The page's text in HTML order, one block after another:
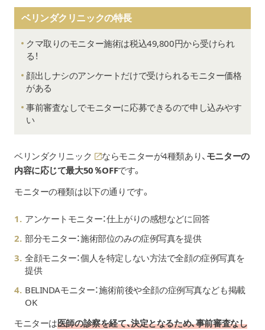
ベリンダクリニックの特長
クマ取りのモニター施術は税込49,800円から受けられ
る！
顔出しナシのアンケートだけで受けられるモニター価格
がある
事前審査なしでモニターに応募できるので申し込みやす
い
ベリンダクリニック ならモニターが4種類あり、 モニターの
内容に応じて最大50％OFFです。
モニターの種類は以下の通りです。
アンケートモニター：仕上がりの感想などに回答
部分モニター：施術部位のみの症例写真を提供
全顔モニター：個人を特定しない方法で全顔の症例写真を
提供
BELINDAモニター：施術前後や全顔の症例写真なども掲載
OK
モニターは医師の診察を経て、決定となるため、事前審査なし